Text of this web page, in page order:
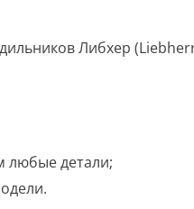
Либхер
любые детали;